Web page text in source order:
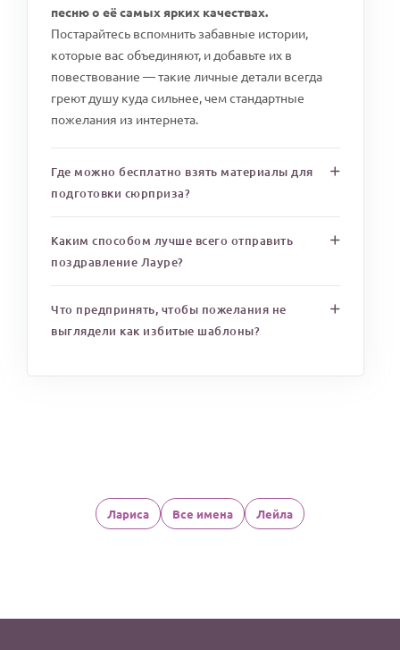
песню о её самых ярких качествах.
Постарайтесь вспомнить забавные истории,
которые вас объединяют, и добавьте их в
повествование — такие личные детали всегда
греют душу куда сильнее, чем стандартные
пожелания из интернета.
Где можно бесплатно взять материалы для
подготовки сюрприза?
Каким способом лучше всего отправить
поздравление Лауре?
Что предпринять, чтобы пожелания не
выглядели как избитые шаблоны?
Лариса Все имена Лейла